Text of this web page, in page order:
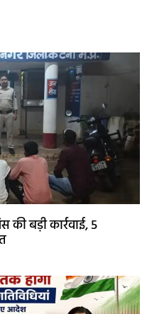
बड़ी कार्रवाई, 5